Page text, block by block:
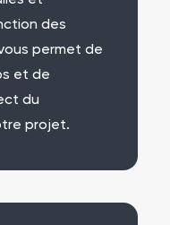
des
permet de
et de
du
projet.